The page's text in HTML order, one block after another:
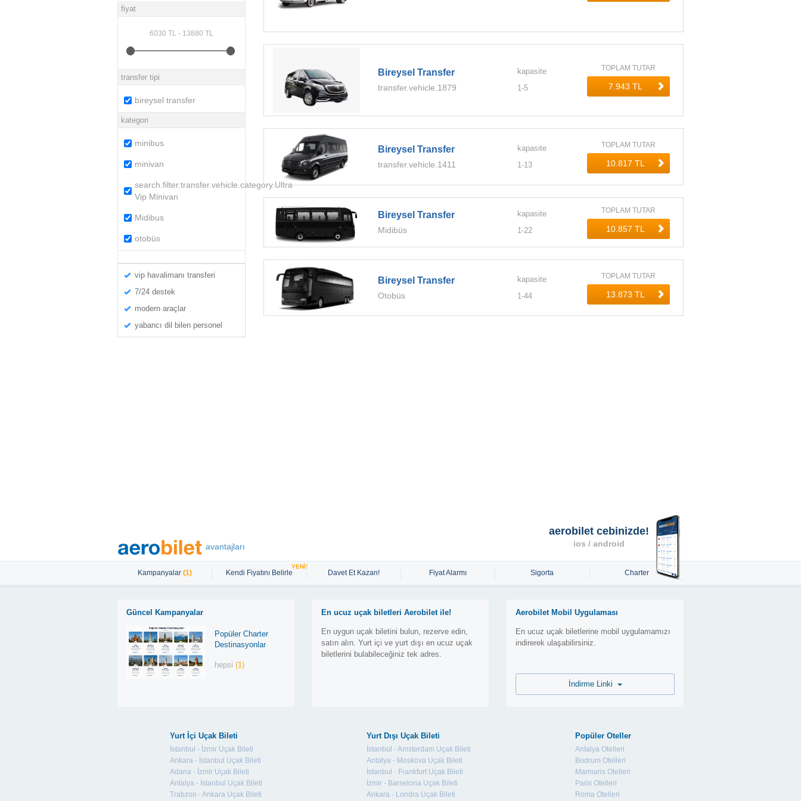
fiyat
transfer tipi
bireysel transfer
kategori
minibus
minivan
search.filter.transfer.vehicle.category.Ultra
Vip Minivan
Midibus
otobüs
vip havalimanı transferi
7/24 destek
modern araçlar
yabancı dil bilen personel
Bireysel Transfer
transfer.vehicle.1879
kapasite
1-5
TOPLAM TUTAR
Bireysel Transfer
transfer.vehicle.1411
kapasite
1-13
TOPLAM TUTAR
Bireysel Transfer
Midibüs
kapasite
1-22
TOPLAM TUTAR
Bireysel Transfer
Otobüs
kapasite
1-44
TOPLAM TUTAR
avantajları
Kampanyalar (1) Kendi Fiyatını Belirle
YENİ!
Davet Et Kazan! Fiyat Alarmı Sigorta Charter
Güncel Kampanyalar
Popüler Charter
Destinasyonlar
hepsi(1)
En ucuz uçak biletleri Aerobilet ile!
En uygun uçak biletini bulun, rezerve edin,
satın alın. Yurt içi ve yurt dışı en ucuz uçak
biletlerini bulabileceğiniz tek adres.
aerobilet cebinizde!
ios / android
Aerobilet Mobil Uygulaması
En ucuz uçak biletlerine mobil uygulamamızı
indirerek ulaşabilirsiniz.
Yurt İçi Uçak Bileti
İstanbul - İzmir Uçak Bileti
Ankara - İstanbul Uçak Bileti
Adana - İzmir Uçak Bileti
Antalya - İstanbul Uçak Bileti
Trabzon - Ankara Uçak Bileti
Yurt Dışı Uçak Bileti
İstanbul - Amsterdam Uçak Bileti
Antalya - Moskova Uçak Bileti
İstanbul - Frankfurt Uçak Bileti
İzmir - Barselona Uçak Bileti
Ankara - Londra Uçak Bileti
Popüler Oteller
Antalya Otelleri
Bodrum Otelleri
Marmaris Otelleri
Paris Otelleri
Roma Otelleri